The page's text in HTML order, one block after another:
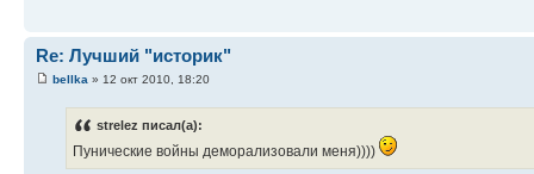
Re: Лучший "историк"
bellka » 12 окт 2010, 18:20
strelez писал(а):
Пунические войны деморализовали меня))))